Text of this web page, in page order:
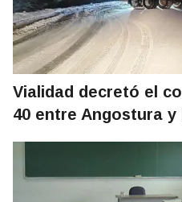
Vialidad decretó el
40 entre Angostura y